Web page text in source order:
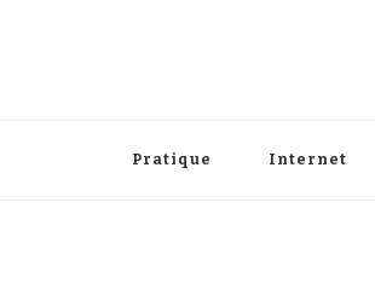
Pratique Internet